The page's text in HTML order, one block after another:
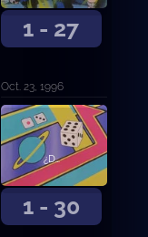
1 - 27
Oct. 23, 1996
1 - 30
¿Dónde esta Goku?